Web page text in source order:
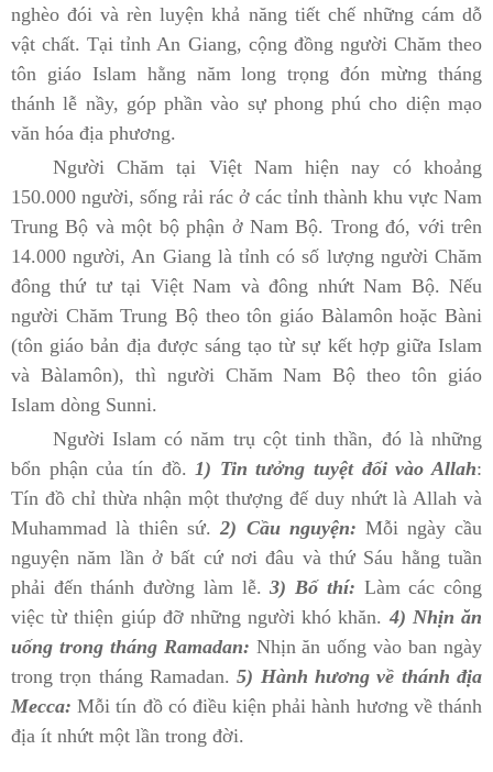
nghèo đói và rèn luyện khả năng tiết chế những cám dỗ
vật chất. Tại tỉnh An Giang, cộng đồng người Chăm theo
tôn giáo Islam hằng năm long trọng đón mừng tháng
thánh lễ nầy, góp phần vào sự phong phú cho diện mạo
văn hóa địa phương.
Người Chăm tại Việt Nam hiện nay có khoảng
150.000 người, sống rải rác ở các tỉnh thành khu vực Nam
Trung Bộ và một bộ phận ở Nam Bộ. Trong đó, với trên
14.000 người, An Giang là tỉnh có số lượng người Chăm
đông thứ tư tại Việt Nam và đông nhứt Nam Bộ. Nếu
người Chăm Trung Bộ theo tôn giáo Bàlamôn hoặc Bàni
(tôn giáo bản địa được sáng tạo từ sự kết hợp giữa Islam
và Bàlamôn), thì người Chăm Nam Bộ theo tôn giáo
Islam dòng Sunni.
Người Islam có năm trụ cột tinh thần, đó là những
bổn phận của tín đồ. 1) Tin tưởng tuyệt đối vào Allah:
Tín đồ chỉ thừa nhận một thượng đế duy nhứt là Allah và
Muhammad là thiên sứ.2) Cầu nguyện: Mỗi ngày cầu
nguyện năm lần ở bất cứ nơi đâu và thứ Sáu hằng tuần
phải đến thánh đường làm lễ.3) Bố thí: Làm các công
việc từ thiện giúp đỡ những người khó khăn. 4) Nhịn ăn
uống trong tháng Ramadan: Nhịn ăn uống vào ban ngày
trong trọn tháng Ramadan.5) Hành hương về thánh địa
Mecca: Mỗi tín đồ có điều kiện phải hành hương về thánh
địa ít nhứt một lần trong đời.